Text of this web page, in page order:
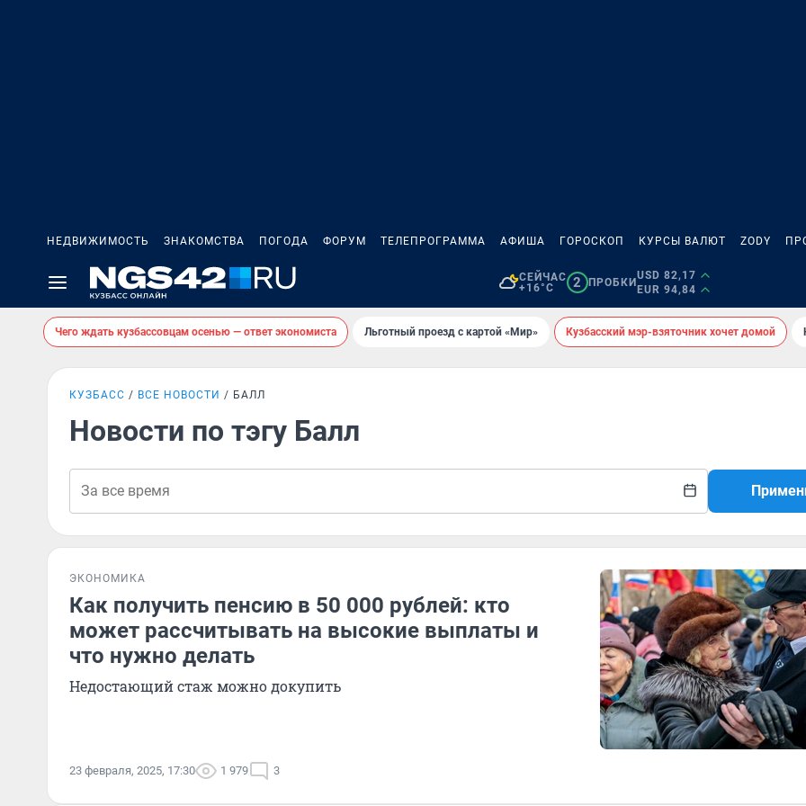
НЕДВИЖИМОСТЬ ЗНАКОМСТВА ПОГОДА ФОРУМ ТЕЛЕПРОГРАММА АФИША ГОРОСКОП КУРСЫ ВАЛЮТ ZODY
СЕЙЧАС
+16°C
2 ПРОБКИ
USD 82,17
EUR 94,84
Чего ждать кузбассовцам осенью — ответ экономиста Льготный проезд с картой «Мир» Кузбасский мэр-взяточник хочет домой
КУЗБАСС ВСЕ НОВОСТИ БАЛЛ
Новости по тэгу Балл
ЭКОНОМИКА
Как получить пенсию в 50 000 рублей: кто
может рассчитывать на высокие выплаты и
что нужно делать
Недостающий стаж можно докупить
23 февраля, 2025, 17:30 1 979 3